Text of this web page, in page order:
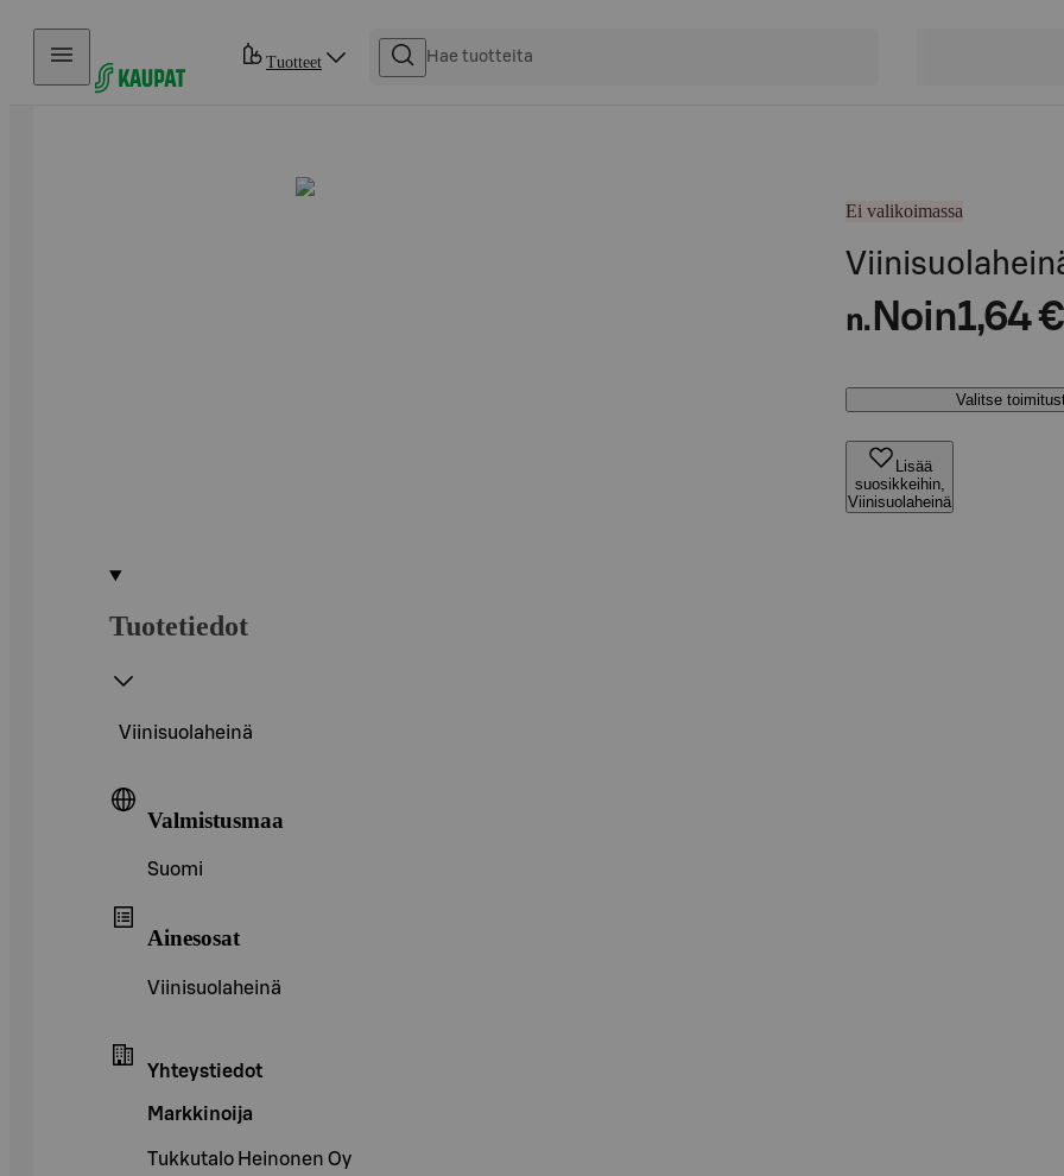
Hyppää sisältöön
Tuotteet
Ei valikoimassa
n. Noin1,64 €
Valitse
Lisää
suosikkeihin,
Viinisuolaheinä
Tuotetiedot
Viinisuolaheinä
Valmistusmaa
Suomi
Ainesosat
Viinisuolaheinä
Yhteystiedot
Markkinoija
Tukkutalo Heinonen Oy